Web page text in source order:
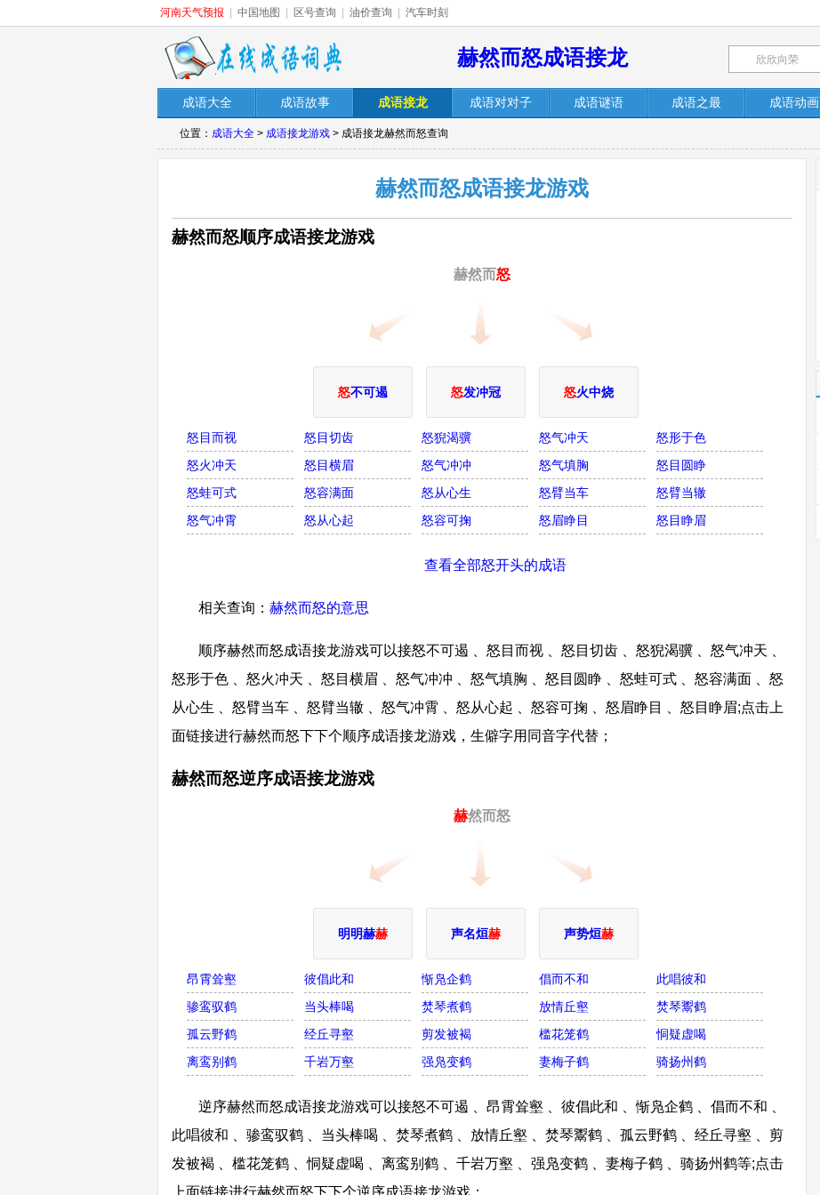
河南天气预报 中国地图 区号查询 油价查询 汽车时刻
赫然而怒成语接龙
成语大全 成语故事 成语接龙 成语对对子 成语谜语 成语之最 成语动画
位置： 成语大全 > 成语接龙游戏 > 成语接龙赫然而怒查询
赫然而怒成语接龙游戏
赫然而怒顺序成语接龙游戏
赫然而怒
怒不可遏 怒发冲冠 怒火中烧
怒目而视 怒目切齿 怒猊渴骥 怒气冲天
怒形于色
怒火冲天
怒目横眉 怒气冲冲 怒气填胸
怒目圆睁
怒蛙可式
怒容满面 怒从心生 怒臂当车
怒臂当辙
怒气冲霄
怒从心起 怒容可掬 怒眉睁目 怒目睁眉
查看全部怒开头的成语
相关查询： 赫然而怒的意思
顺序赫然而怒成语接龙游戏可以接怒不可遏 、怒目而视 、怒目切齿 、怒猊渴骥 、怒气冲天 、
怒形于色 、怒火冲天 、怒目横眉 、怒气冲冲 、怒气填胸 、怒目圆睁 、怒蛙可式 、怒容满面 、怒
从心生 、怒臂当车 、怒臂当辙 、怒气冲霄 、怒从心起 、怒容可掬 、怒眉睁目 、怒目睁眉;点击上
面链接进行赫然而怒下下个顺序成语接龙游戏，生僻字用同音字代替；
赫然而怒逆序成语接龙游戏
赫然而怒
明明赫赫 声名烜赫 声势烜赫
昂霄耸壑 彼倡此和 惭凫企鹤 倡而不和
此唱彼和
骖鸾驭鹤
当头棒喝 焚琴煮鹤 放情丘壑
焚琴鬻鹤
孤云野鹤
经丘寻壑 剪发被褐 槛花笼鹤
恫疑虚喝
离鸾别鹤
千岩万壑 强凫变鹤 妻梅子鹤 骑扬州鹤
逆序赫然而怒成语接龙游戏可以接怒不可遏 、昂霄耸壑 、彼倡此和 、惭凫企鹤 、倡而不和 、
此唱彼和 、骖鸾驭鹤 、当头棒喝 、焚琴煮鹤 、放情丘壑 、焚琴鬻鹤 、孤云野鹤 、经丘寻壑 、剪
发被褐 、槛花笼鹤 、恫疑虚喝 、离鸾别鹤 、千岩万壑 、强凫变鹤 、妻梅子鹤 、骑扬州鹤等;点击
上面链接进行赫然而怒下下个逆序成语接龙游戏；